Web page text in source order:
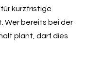
für kurzfristige
Wer bereits bei der
plant, darf dies